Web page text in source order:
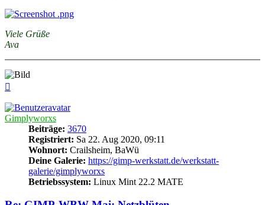
Viele Grüße
Ava
Gimplyworxs
Beiträge: 3670
Registriert: Sa 22. Aug 2020, 09:11
Wohnort: Crailsheim, BaWü
Deine Galerie: https://gimp-werkstatt.de/werkstatt-
galerie/gimplyworxs
Betriebssystem: Linux Mint 22.2 MATE